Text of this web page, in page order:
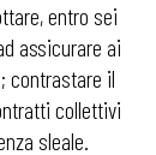
entro sei
assicurare ai
contrastare il
collettivi
sleale.